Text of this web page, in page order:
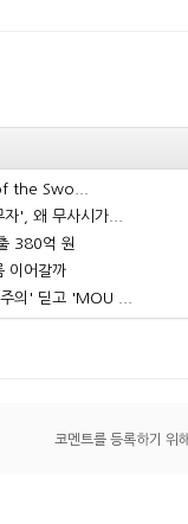
the Swo...
', 왜 무사시가...
380억 원
이어갈까
의' 딛고 'MOU ...
코멘트를 등록하기 위